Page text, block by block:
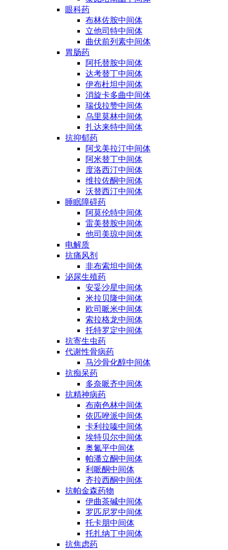
眼科药
布林佐胺中间体
立他司特中间体
曲伏前列素中间体
胃肠药
阿托替胺中间体
达考替丁中间体
伊布杜坦中间体
消旋卡多曲中间体
瑞伐拉赞中间体
乌里莫林中间体
扎达来特中间体
抗抑郁药
阿戈美拉汀中间体
阿米替丁中间体
度洛西汀中间体
维拉佐酮中间体
沃替西汀中间体
睡眠障碍药
阿莫伦特中间体
雷美替胺中间体
他司美琼中间体
电解质
抗痛风剂
非布索坦中间体
泌尿生殖药
安妥沙星中间体
米拉贝隆中间体
欧司哌米中间体
索拉格龙中间体
托特罗定中间体
抗寄生虫药
代谢性骨病药
马沙骨化醇中间体
抗痴呆药
多奈哌齐中间体
抗精神病药
布南色林中间体
依匹唑派中间体
卡利拉嗪中间体
埃特贝尔中间体
奥氮平中间体
帕潘立酮中间体
利哌酮中间体
齐拉西酮中间体
抗帕金森药物
伊曲茶碱中间体
罗匹尼罗中间体
托卡朋中间体
托扎纳丁中间体
抗焦虑药